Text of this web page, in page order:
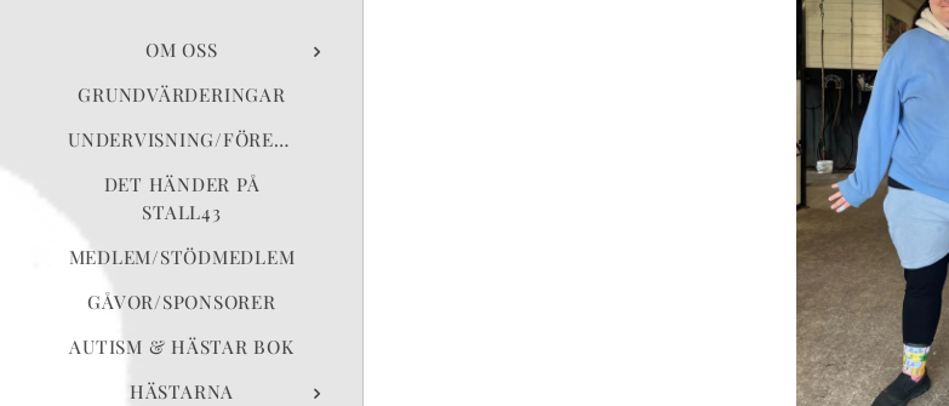
OM OSS
GRUNDVÄRDERINGAR
UNDERVISNING/FÖRELÄSNING
DET HÄNDER PÅ
STALL43
MEDLEM/STÖDMEDLEM
GÅVOR/SPONSORER
AUTISM & HÄSTAR BOK
HÄSTARNA